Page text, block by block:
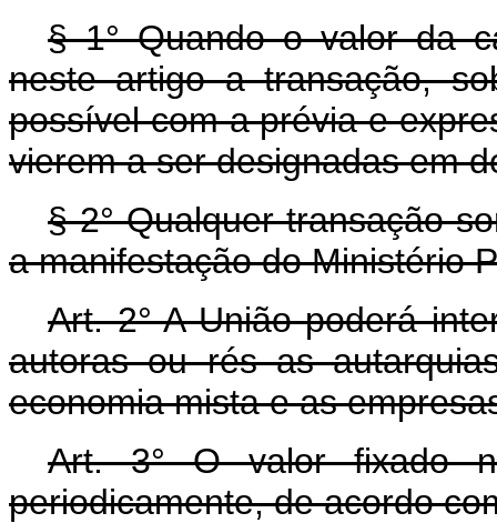
§ 1° Quando o valor da
neste artigo a transação,
possível com a prévia e
vierem a ser designadas em
§ 2° Qualquer transação
a manifestação do Ministério
Art. 2° A União poderá
autoras ou rés as
economia mista e as
Art. 3° O valor fixado
periodicamente, de acordo